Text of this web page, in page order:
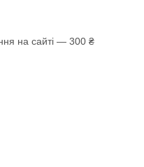
на сайті — 300 ₴